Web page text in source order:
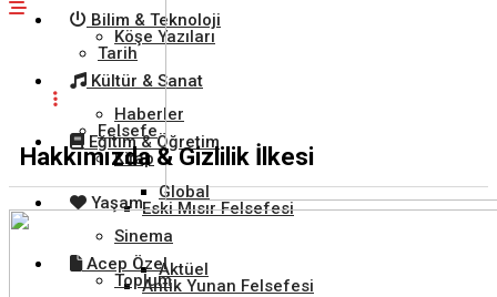
Tarih
Felsefe
Eski Mısır Felsefesi
Antik Yunan Felsefesi
Köşe Yazıları
Haberler
Global
Aktüel
Bilim & Teknoloji
Kültür & Sanat
Kitap
Sinema
Eğitim & Öğretim
Yaşam
Toplum
Acep Özel
Hakkımızda & Gizlilik İlkesi